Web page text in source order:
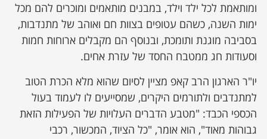
ומותאמת לכל ילד וילד, במבנים מותאמים ומוכרים להם מכל
ימות השנה, כשהם עטופים בצוות חם ואוהב של מתנדבות,
בסביבה מוגנת ותומכת, ובנוסף הם מקבלים ארוחות חמות
וסעודות חג ממטבח החסד של עזרת אחים.
יו"ר הארגון הרב קאפ מציין לסיום שהוא מלא הכרת הטוב
למתנדבים ולתורמים היקרים, שמסייעים לו לעמוד בעול
הכספי הכבד: "מטבע הדברים העלויות של הפעילות הזאת
גבוהות מאוד", הוא אומר, "כל הציוד, המכשור, רכבי